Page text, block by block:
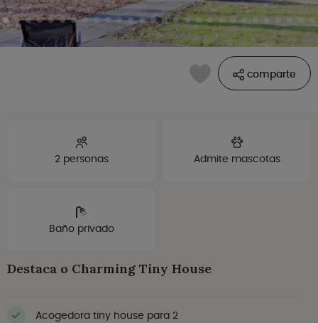
comparte
2 personas Admite mascotas
Baño privado
Destaca o Charming Tiny House
Acogedora tiny house para 2